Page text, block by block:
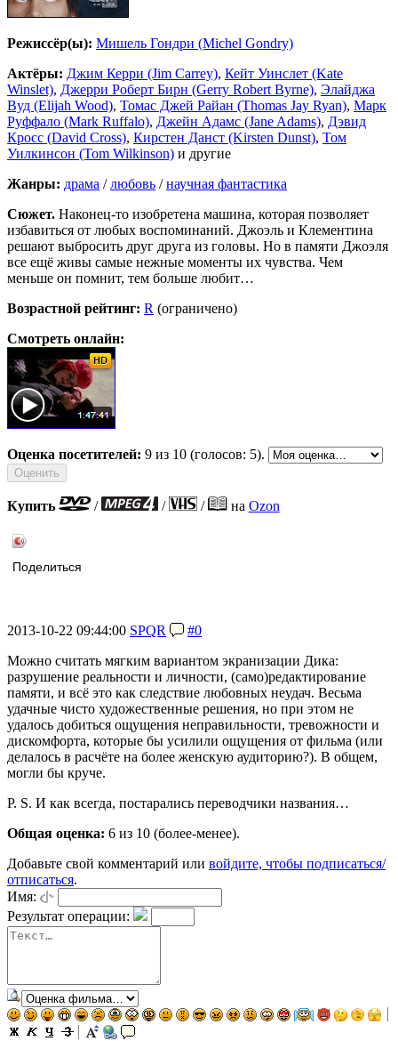
Режиссёр(ы): Мишель Гондри (Michel Gondry)
Актёры: Джим Керри (Jim Carrey), Кейт Уинслет (Kate
Winslet), Джерри Роберт Бирн (Gerry Robert Byrne), Элайджа
Вуд (Elijah Wood), Томас Джей Райан (Thomas Jay Ryan), Марк
Руффало (Mark Ruffalo), Джейн Адамс (Jane Adams), Дэвид
Кросс (David Cross), Кирстен Данст (Kirsten Dunst), Том
Уилкинсон (Tom Wilkinson) и другие
Жанры: драма /любовь /научная фантастика
Сюжет. Наконец-то изобретена машина, которая позволяет
избавиться от любых воспоминаний. Джоэль и Клементина
решают выбросить друг друга из головы. Но в памяти Джоэля
все ещё живы самые нежные моменты их чувства. Чем
меньше он помнит, тем больше любит…
Возрастной рейтинг: R (ограничено)
Смотреть онлайн:
Оценка посетителей: 9 из 10 (голосов: 5).
Купить / / / на Ozon
Поделиться
2013-10-22 09:44:00 SPQR
#0
Можно считать мягким вариантом экранизации Дика:
разрушение реальности и личности, (само)редактирование
памяти, и всё это как следствие любовных неудач. Весьма
удачные чисто художественные решения, но при этом не
удалось добиться ощущения неправильности, тревожности и
дискомфорта, которые бы усилили ощущения от фильма (или
делалось в расчёте на более женскую аудиторию?). В общем,
могли бы круче.
P. S. И как всегда, постарались переводчики названия…
Общая оценка: 6 из 10 (более-менее).
Добавьте свой комментарий или войдите, чтобы подписаться/
отписаться.
Имя:
Результат операции: